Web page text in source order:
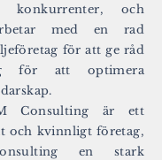
konkurrenter, och
med en rad
för att ge råd
för att optimera
Consulting är ett
och kvinnligt företag,
en stark